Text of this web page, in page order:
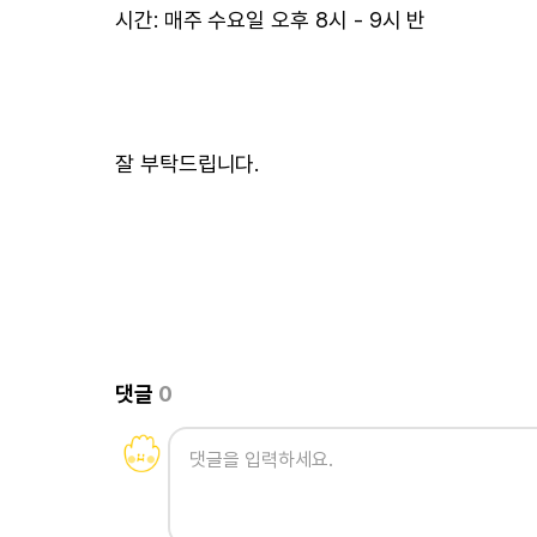
시간: 매주 수요일 오후 8시 - 9시 반
잘 부탁드립니다.
댓글 0